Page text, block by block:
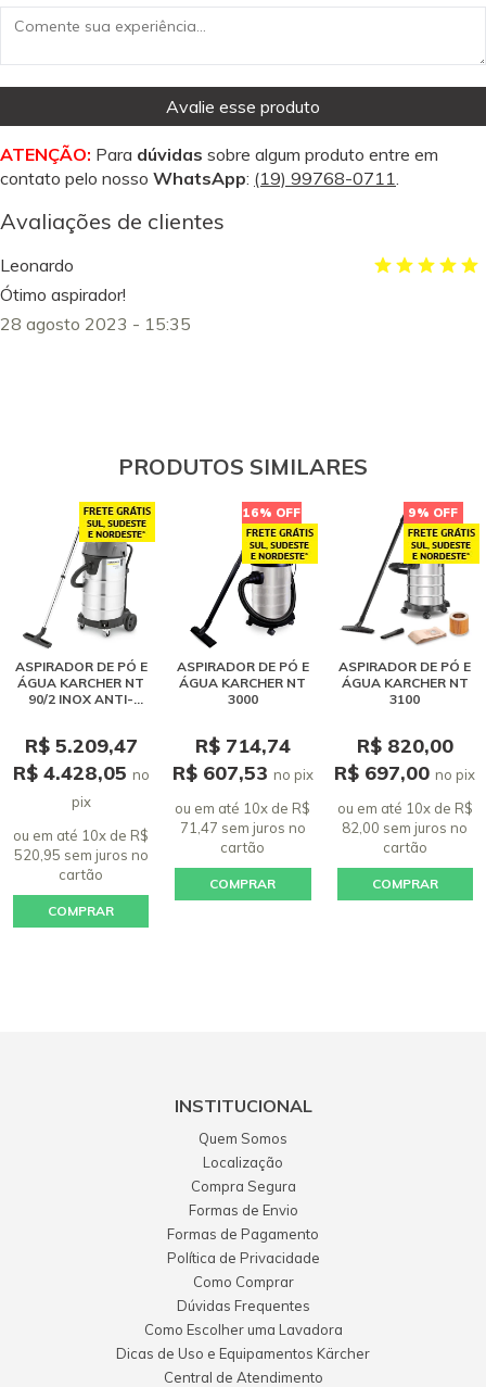
Avalie esse produto
ATENÇÃO: Para dúvidas sobre algum produto entre em
contato pelo nosso WhatsApp: (19) 99768-0711.
Avaliações de clientes
Leonardo
Ótimo aspirador!
28 agosto 2023 - 15:35
PRODUTOS SIMILARES
ASPIRADOR DE PÓ E
ÁGUA KARCHER NT
90/2 INOX ANTI-
R$ 5.209,47
R$ 4.428,05 no
pix
ou em até 10x de R$
520,95 sem juros no
cartão
COMPRAR
16% OFF
ASPIRADOR DE PÓ E
ÁGUA KARCHER NT
3000
R$ 714,74
R$ 607,53 no pix
ou em até 10x de R$
71,47 sem juros no
cartão
COMPRAR
9% OFF
ASPIRADOR DE PÓ E
ÁGUA KARCHER NT
3100
R$ 820,00
R$ 697,00no pix
ou em até 10x de R$
82,00 sem jurosno
cartão
COMPRAR
INSTITUCIONAL
Quem Somos
Localização
Compra Segura
Formas de Envio
Formas de Pagamento
Política de Privacidade
Como Comprar
Dúvidas Frequentes
Como Escolher uma Lavadora
Dicas de Uso e Equipamentos Kärcher
Central de Atendimento